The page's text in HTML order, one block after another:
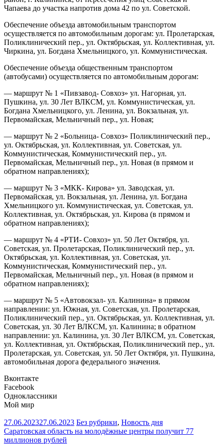
Чапаева до участка напротив дома 42 по ул. Советской.
Обеспечение объезда автомобильным транспортом
осуществляется по автомобильным дорогам: ул. Пролетарская,
Поликлинический пер., ул. Октябрьская, ул. Коллективная, ул.
Чиркина, ул. Богдана Хмельницкого, ул. Коммунистическая.
Обеспечение объезда общественным транспортом
(автобусами) осуществляется по автомобильным дорогам:
— маршрут № 1 «Пивзавод- Совхоз» ул. Нагорная, ул.
Пушкина, ул. 30 Лет ВЛКСМ, ул. Коммунистическая, ул.
Богдана Хмельницкого, ул. Ленина, ул. Вокзальная, ул.
Первомайская, Мельничный пер., ул. Новая;
— маршрут № 2 «Больница- Совхоз» Поликлинический пер.,
ул. Октябрьская, ул. Коллективная, ул. Советская, ул.
Коммунистическая, Коммунистический пер., ул.
Первомайская, Мельничный пер., ул. Новая (в прямом и
обратном направлениях);
— маршрут № 3 «МКК- Кирова» ул. Заводская, ул.
Первомайская, ул. Вокзальная, ул. Ленина, ул. Богдана
Хмельницкого ул. Коммунистическая, ул. Советская, ул.
Коллективная, ул. Октябрьская, ул. Кирова (в прямом и
обратном направлениях);
— маршрут № 4 «РТИ- Совхоз» ул. 50 Лет Октября, ул.
Советская, ул. Пролетарская, Поликлинический пер., ул.
Октябрьская, ул. Коллективная, ул. Советская, ул.
Коммунистическая, Коммунистический пер., ул.
Первомайская, Мельничный пер., ул. Новая (в прямом и
обратном направлениях);
— маршрут № 5 «Автовокзал- ул. Калинина» в прямом
направлении: ул. Южная, ул. Советская, ул. Пролетарская,
Поликлинический пер., ул. Октябрьская, ул. Коллективная, ул.
Советская, ул. 30 Лет ВЛКСМ, ул. Калинина; в обратном
направлении: ул. Калинина, ул. 30 Лет ВЛКСМ, ул. Советская,
ул. Коллективная, ул. Октябрьская, Поликлинический пер., ул.
Пролетарская, ул. Советская, ул. 50 Лет Октября, ул. Пушкина,
автомобильная дорога федерального значения.
Вконтакте
Facebook
Одноклассники
Мой мир
27.06.202327.06.2023 Без рубрики, Новость дня
Навигация
Саратовская область на молодёжные центры получит 77
миллионов рублей